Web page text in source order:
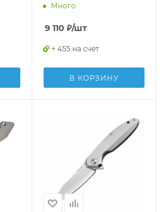
Много
9 110 ₽/шт
+ 455 на счет
В КОРЗИНУ